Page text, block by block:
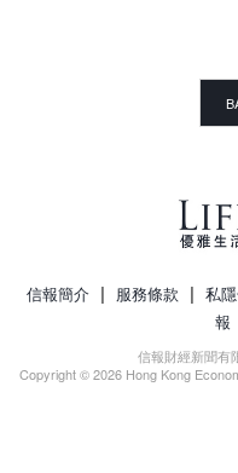
信報簡介 | 服務條款 | 私
報
信報財經新聞有
Copyright © 2026 Hong Kong